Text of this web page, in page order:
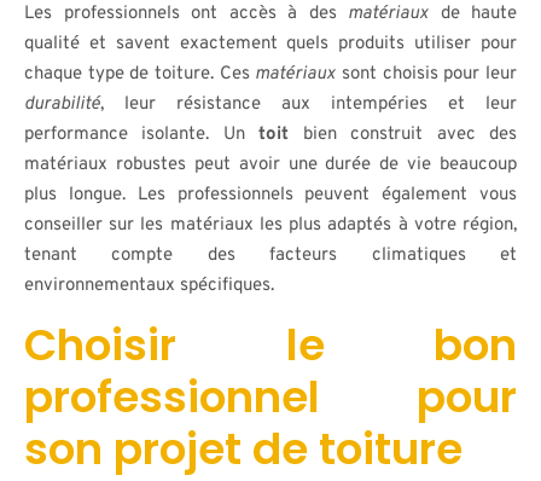
Les professionnels ont accès à des matériaux de haute
qualité et savent exactement quels produits utiliser pour
chaque type de toiture. Ces matériaux sont choisis pour leur
durabilité, leur résistance aux intempéries et leur
performance isolante. Untoit bien construit avec des
matériaux robustes peut avoir une durée de vie beaucoup
plus longue. Les professionnels peuvent également vous
conseiller sur les matériaux les plus adaptés à votre région,
tenant compte des facteurs climatiques et
environnementaux spécifiques.
Choisir le bon
professionnel pour
son projet de toiture